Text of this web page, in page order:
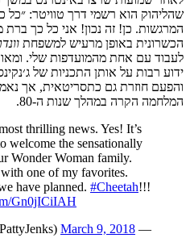
שהליהוק הוא רשמי דרך טוויטר:
המרגשות. כן! זה נכון! אני כל כך ברת
הכשרונית באופן מרעיש למשפחת
לעבוד עם אחת מהמועדפות שלי.
ידוע רבות על אותן התכניות של
והפעם חוזרת גם כתסריטאית, אך
המלחמה הקרה במהלך שנות ה-80.
thrilling news. Yes! It’s
welcome the sensationally
Wonder Woman family.
one of my favorites.
have planned. #Cheetah!!!
Gn0jICiIAH
— Patty Jenkins (@PattyJenks)
March 9, 2018